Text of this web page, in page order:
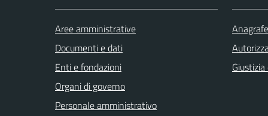
Aree amministrative
Documenti e dati
Enti e fondazioni
Organi di governo
Personale amministrativo